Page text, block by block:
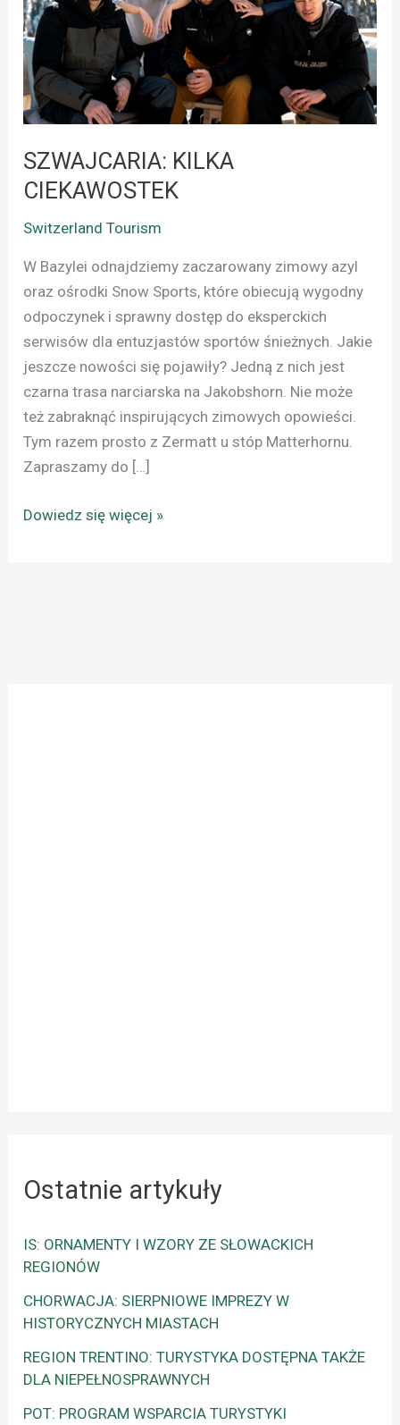
SZWAJCARIA: KILKA
CIEKAWOSTEK
Switzerland Tourism
W Bazylei odnajdziemy zaczarowany zimowy azyl
oraz ośrodki Snow Sports, które obiecują wygodny
odpoczynek i sprawny dostęp do eksperckich
serwisów dla entuzjastów sportów śnieżnych. Jakie
jeszcze nowości się pojawiły? Jedną z nich jest
czarna trasa narciarska na Jakobshorn. Nie może
też zabraknąć inspirujących zimowych opowieści.
Tym razem prosto z Zermatt u stóp Matterhornu.
Zapraszamy do […]
Dowiedz się więcej »
Ostatnie artykuły
IS: ORNAMENTY I WZORY ZE SŁOWACKICH
REGIONÓW
CHORWACJA: SIERPNIOWE IMPREZY W
HISTORYCZNYCH MIASTACH
REGION TRENTINO: TURYSTYKA DOSTĘPNA TAKŻE
DLA NIEPEŁNOSPRAWNYCH
POT: PROGRAM WSPARCIA TURYSTYKI